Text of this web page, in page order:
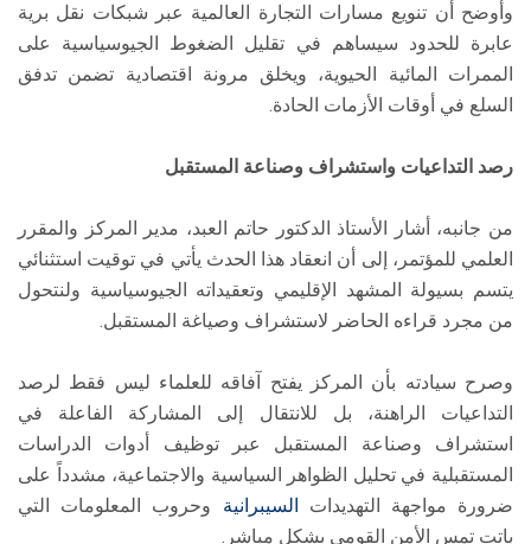
وأوضح أن تنويع مسارات التجارة العالمية عبر شبكات نقل برية
عابرة للحدود سيساهم في تقليل الضغوط الجيوسياسية على
الممرات المائية الحيوية، ويخلق مرونة اقتصادية تضمن تدفق
السلع في أوقات الأزمات الحادة.
رصد التداعيات واستشراف وصناعة المستقبل
من جانبه، أشار الأستاذ الدكتور حاتم العبد، مدير المركز والمقرر
العلمي للمؤتمر، إلى أن انعقاد هذا الحدث يأتي في توقيت استثنائي
يتسم بسيولة المشهد الإقليمي وتعقيداته الجيوسياسية ولنتحول
من مجرد قراءه الحاضر لاستشراف وصياغة المستقبل.
وصرح سيادته بأن المركز يفتح آفاقه للعلماء ليس فقط لرصد
التداعيات الراهنة، بل للانتقال إلى المشاركة الفاعلة في
استشراف وصناعة المستقبل عبر توظيف أدوات الدراسات
المستقبلية في تحليل الظواهر السياسية والاجتماعية، مشدداً على
ضرورة مواجهة التهديدات
السيبرانية وحروب المعلومات التي
باتت تمس الأمن القومي بشكل مباشر.